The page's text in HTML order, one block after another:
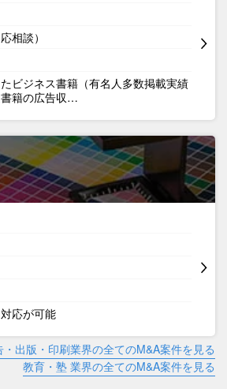
相談）
ビジネス書籍（有名人多数掲載実績
籍の広告収…
応が可能
・出版・印刷業界の全てのM&A案件を見る
教育・塾 業界の全てのM&A案件を見る